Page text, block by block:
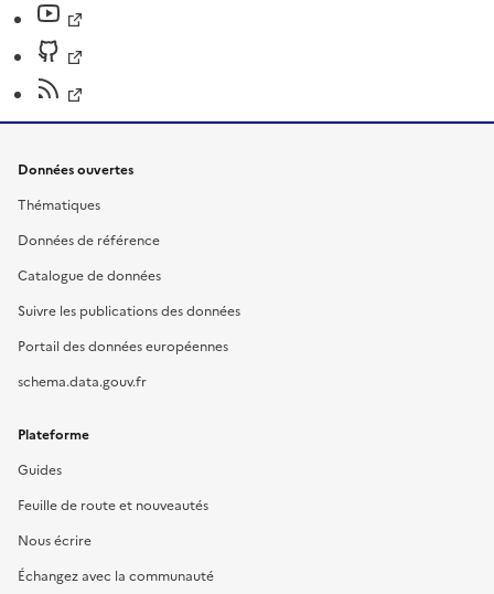
Données ouvertes
Thématiques
Données de référence
Catalogue de données
Suivre les publications des données
Portail des données européennes
schema.data.gouv.fr
Plateforme
Guides
Feuille de route et nouveautés
Nous écrire
Échangez avec la communauté